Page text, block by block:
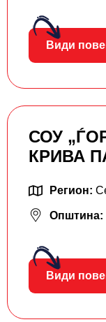
Види
СОУ
КРИВА
Регион:
Општина:
Види